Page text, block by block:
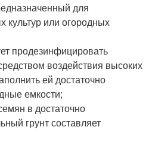
для
или огородных
продезинфицировать
воздействия высоких
ей достаточно
емкости;
в достаточно
грунт составляет